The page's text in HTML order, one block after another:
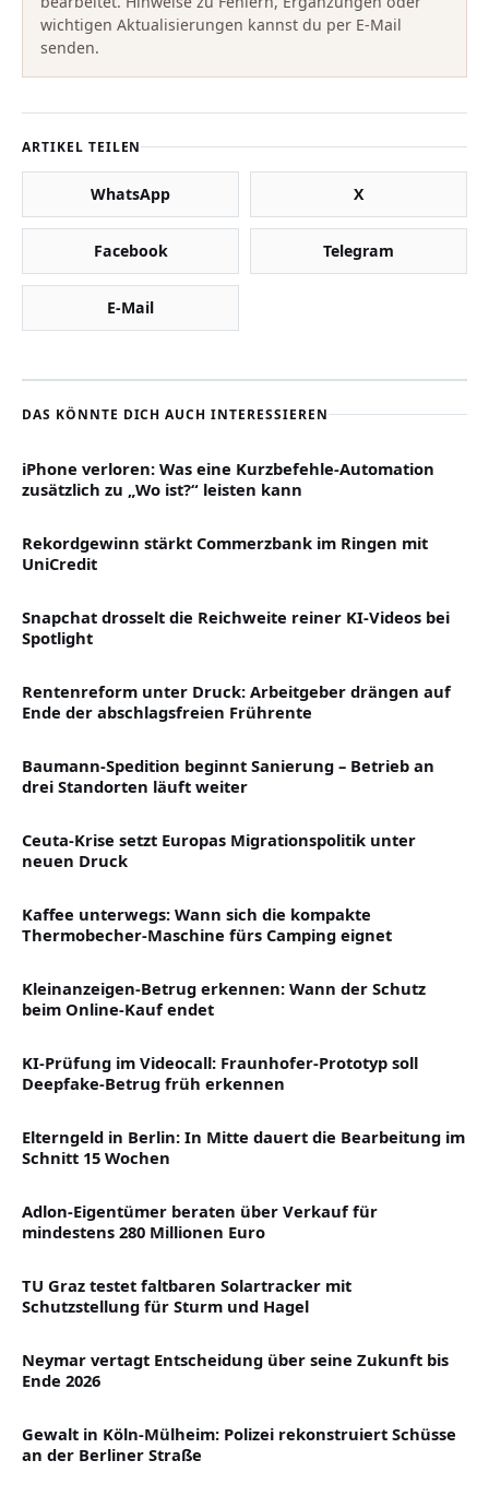
wichtigen Aktualisierungen kannst du per E-Mail
senden.
ARTIKEL TEILEN
WhatsApp X
Facebook Telegram
E-Mail
DAS KÖNNTE DICH AUCH INTERESSIEREN
iPhone verloren: Was eine Kurzbefehle-Automation
zusätzlich zu „Wo ist?“ leisten kann
Rekordgewinn stärkt Commerzbank im Ringen mit
UniCredit
Snapchat drosselt die Reichweite reiner KI-Videos bei
Spotlight
Rentenreform unter Druck: Arbeitgeber drängen auf
Ende der abschlagsfreien Frührente
Baumann-Spedition beginnt Sanierung – Betrieb an
drei Standorten läuft weiter
Ceuta-Krise setzt Europas Migrationspolitik unter
neuen Druck
Kaffee unterwegs: Wann sich die kompakte
Thermobecher-Maschine fürs Camping eignet
Kleinanzeigen-Betrug erkennen: Wann der Schutz
beim Online-Kauf endet
KI-Prüfung im Videocall: Fraunhofer-Prototyp soll
Deepfake-Betrug früh erkennen
Elterngeld in Berlin: In Mitte dauert die Bearbeitung im
Schnitt 15 Wochen
Adlon-Eigentümer beraten über Verkauf für
mindestens 280 Millionen Euro
TU Graz testet faltbaren Solartracker mit
Schutzstellung für Sturm und Hagel
Neymar vertagt Entscheidung über seine Zukunft bis
Ende 2026
Gewalt in Köln-Mülheim: Polizei rekonstruiert Schüsse
an der Berliner Straße